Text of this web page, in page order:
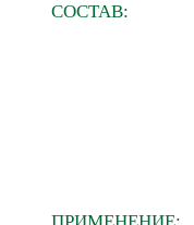
СОСТАВ: